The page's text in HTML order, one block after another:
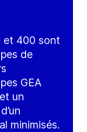
et 400 sont
de
GEA
un
minimisés.